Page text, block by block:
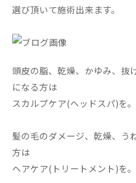
選び頂いて施術出来ます。
頭皮の脂、乾燥、かゆみ、抜
になる方は
スカルプケア(ヘッドスパ)を。
髪の毛のダメージ、乾燥、う
方は
ヘアケア(トリートメント)を。